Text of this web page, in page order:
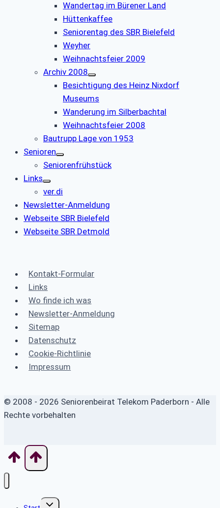
Wandertag im Bürener Land
Hüttenkaffee
Seniorentag des SBR Bielefeld
Weyher
Weihnachtsfeier 2009
Archiv 2008
Besichtigung des Heinz Nixdorf
Museums
Wanderung im Silberbachtal
Weihnachtsfeier 2008
Bautrupp Lage von 1953
Senioren
Seniorenfrühstück
Links
ver.di
Newsletter-Anmeldung
Webseite SBR Bielefeld
Webseite SBR Detmold
Kontakt-Formular
Links
Wo finde ich was
Newsletter-Anmeldung
Sitemap
Datenschutz
Cookie-Richtlinie
Impressum
© 2008 - 2026 Seniorenbeirat Telekom Paderborn - Alle
Rechte vorbehalten
Untermenü